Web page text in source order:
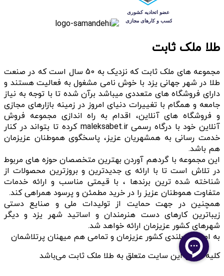
طلا ملک ثابت
مجموعه های ملک ثابت که نزدیک به 50 سال است که در صنعت
طلا در شهر جهانی یزد با خوش نامی مشغول به فعالیت هستند و
دارای فروشگاه های متعددی میباشد برآن شده تا با توجه به نیاز
جامعه و همگام با تغییرات دنیای امروز در زمینه بازارهای مجازی
و فروشگاه های آنلاین، اقدام به راه اندازی مجموعه فروش
آنلاین خود با درگاه رسمی maleksabet.ir کرده تا بتواند در کنار
خدمت رسانی به همشهریان عزیز، پاسخگوی هموطنان عزیزمان
هم باشد.
این مجموعه با گردهم آوردن بهترین متخصصان حوزه های مربوط
در تلاش است تا با ارائه ی جدیدترین و بروزترین محصولات از
شناخته شده ترین برندها ، با قیمتی مناسب و ارائه خدمات
متفاوت هموطنان عزیز را در خرید مطمئن و پرسود همراهی کند.
همچنین در جهت حمایت از تولیدات ملی و صنایع دستی
زیباترین کارهای دست هنرمندان و اساتید شهر یزد و دیگر
شهرهای کشور عزیزمان ارائه خواهد شد.
به امید سربلندی کشور عزیزمان و تمامی هم میهنان پرتلاشمان
کلیه حقوق این سایت متعلق به طلا ملک ثابت می‌باشد